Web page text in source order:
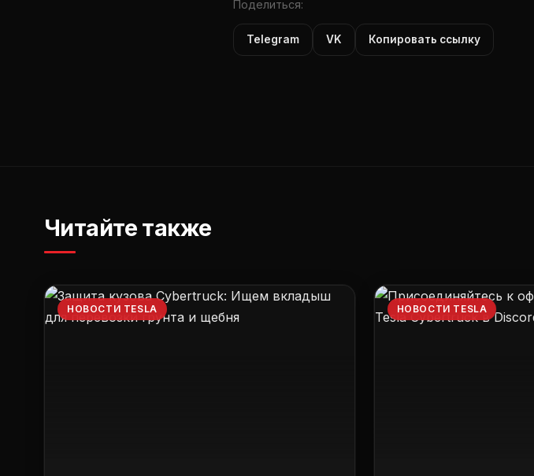
Поделиться:
Telegram VK Копировать ссылку
Читайте также
НОВОСТИ TESLA НОВОСТИ TESLA